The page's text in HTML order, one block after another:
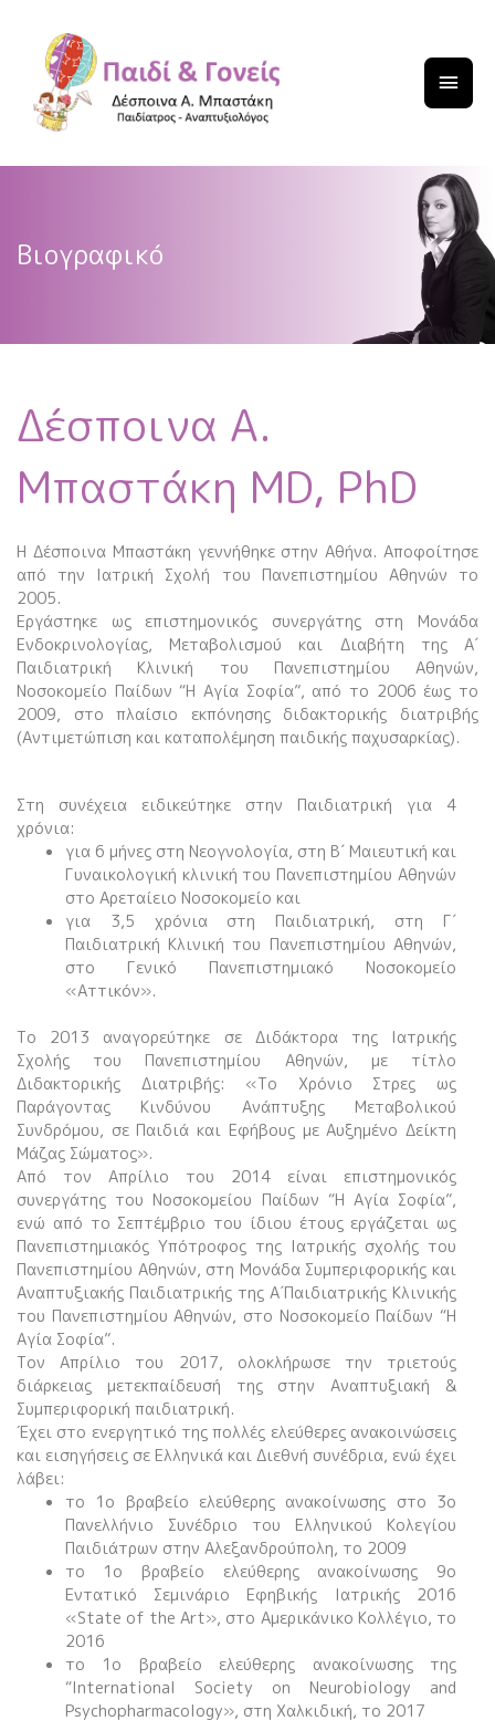
Βιογραφικό
Δέσποινα Α.
Μπαστάκη MD, PhD
Η Δέσποινα Μπαστάκη γεννήθηκε στην Αθήνα. Αποφοίτησε
από την Ιατρική Σχολή του Πανεπιστημίου Αθηνών το
2005.
Εργάστηκε ως επιστημονικός συνεργάτης στη Μονάδα
Ενδοκρινολογίας, Μεταβολισμού και Διαβήτη της Α΄
Παιδιατρική Κλινική του Πανεπιστημίου Αθηνών,
Νοσοκομείο Παίδων “Η Αγία Σοφία”, από το 2006 έως το
2009, στο πλαίσιο εκπόνησης διδακτορικής διατριβής
(Αντιμετώπιση και καταπολέμηση παιδικής παχυσαρκίας).
Στη συνέχεια ειδικεύτηκε στην Παιδιατρική για 4
χρόνια:
για 6 μήνες στη Νεογνολογία, στη Β΄ Μαιευτική και
Γυναικολογική κλινική του Πανεπιστημίου Αθηνών
στο Αρεταίειο Νοσοκομείο και
για 3,5 χρόνια στη Παιδιατρική, στη Γ΄
Παιδιατρική Κλινική του Πανεπιστημίου Αθηνών,
στο Γενικό Πανεπιστημιακό Νοσοκομείο
«Αττικόν».
Το 2013 αναγορεύτηκε σε Διδάκτορα της Ιατρικής
Σχολής του Πανεπιστημίου Αθηνών, με τίτλο
Διδακτορικής Διατριβής: «Το Χρόνιο Στρες ως
Παράγοντας Κινδύνου Ανάπτυξης Μεταβολικού
Συνδρόμου, σε Παιδιά και Εφήβους με Αυξημένο Δείκτη
Μάζας Σώματος».
Από τον Απρίλιο του 2014 είναι επιστημονικός
συνεργάτης του Νοσοκομείου Παίδων “Η Αγία Σοφία”,
ενώ από το Σεπτέμβριο του ίδιου έτους εργάζεται ως
Πανεπιστημιακός Υπότροφος της Ιατρικής σχολής του
Πανεπιστημίου Αθηνών, στη Μονάδα Συμπεριφορικής και
Αναπτυξιακής Παιδιατρικής της Α΄Παιδιατρικής Κλινικής
του Πανεπιστημίου Αθηνών, στο Νοσοκομείο Παίδων “Η
Αγία Σοφία”.
Τον Απρίλιο του 2017, ολοκλήρωσε την τριετούς
διάρκειας μετεκπαίδευσή της στην Αναπτυξιακή &
Συμπεριφορική παιδιατρική.
Έχει στο ενεργητικό της πολλές ελεύθερες ανακοινώσεις
και εισηγήσεις σε Ελληνικά και Διεθνή συνέδρια, ενώ έχει
λάβει:
το 1ο βραβείο ελεύθερης ανακοίνωσης στο 3ο
Πανελλήνιο Συνέδριο του Ελληνικού Κολεγίου
Παιδιάτρων στην Αλεξανδρούπολη, το 2009
το 1ο βραβείο ελεύθερης ανακοίνωσης 9ο
Εντατικό Σεμινάριο Εφηβικής Ιατρικής 2016
«State of the Art», στο Αμερικάνικο Κολλέγιο, το
2016
το 1ο βραβείο ελεύθερης ανακοίνωσης της
“International Society on Neurobiology and
Psychopharmacology», στη Χαλκιδική, το 2017